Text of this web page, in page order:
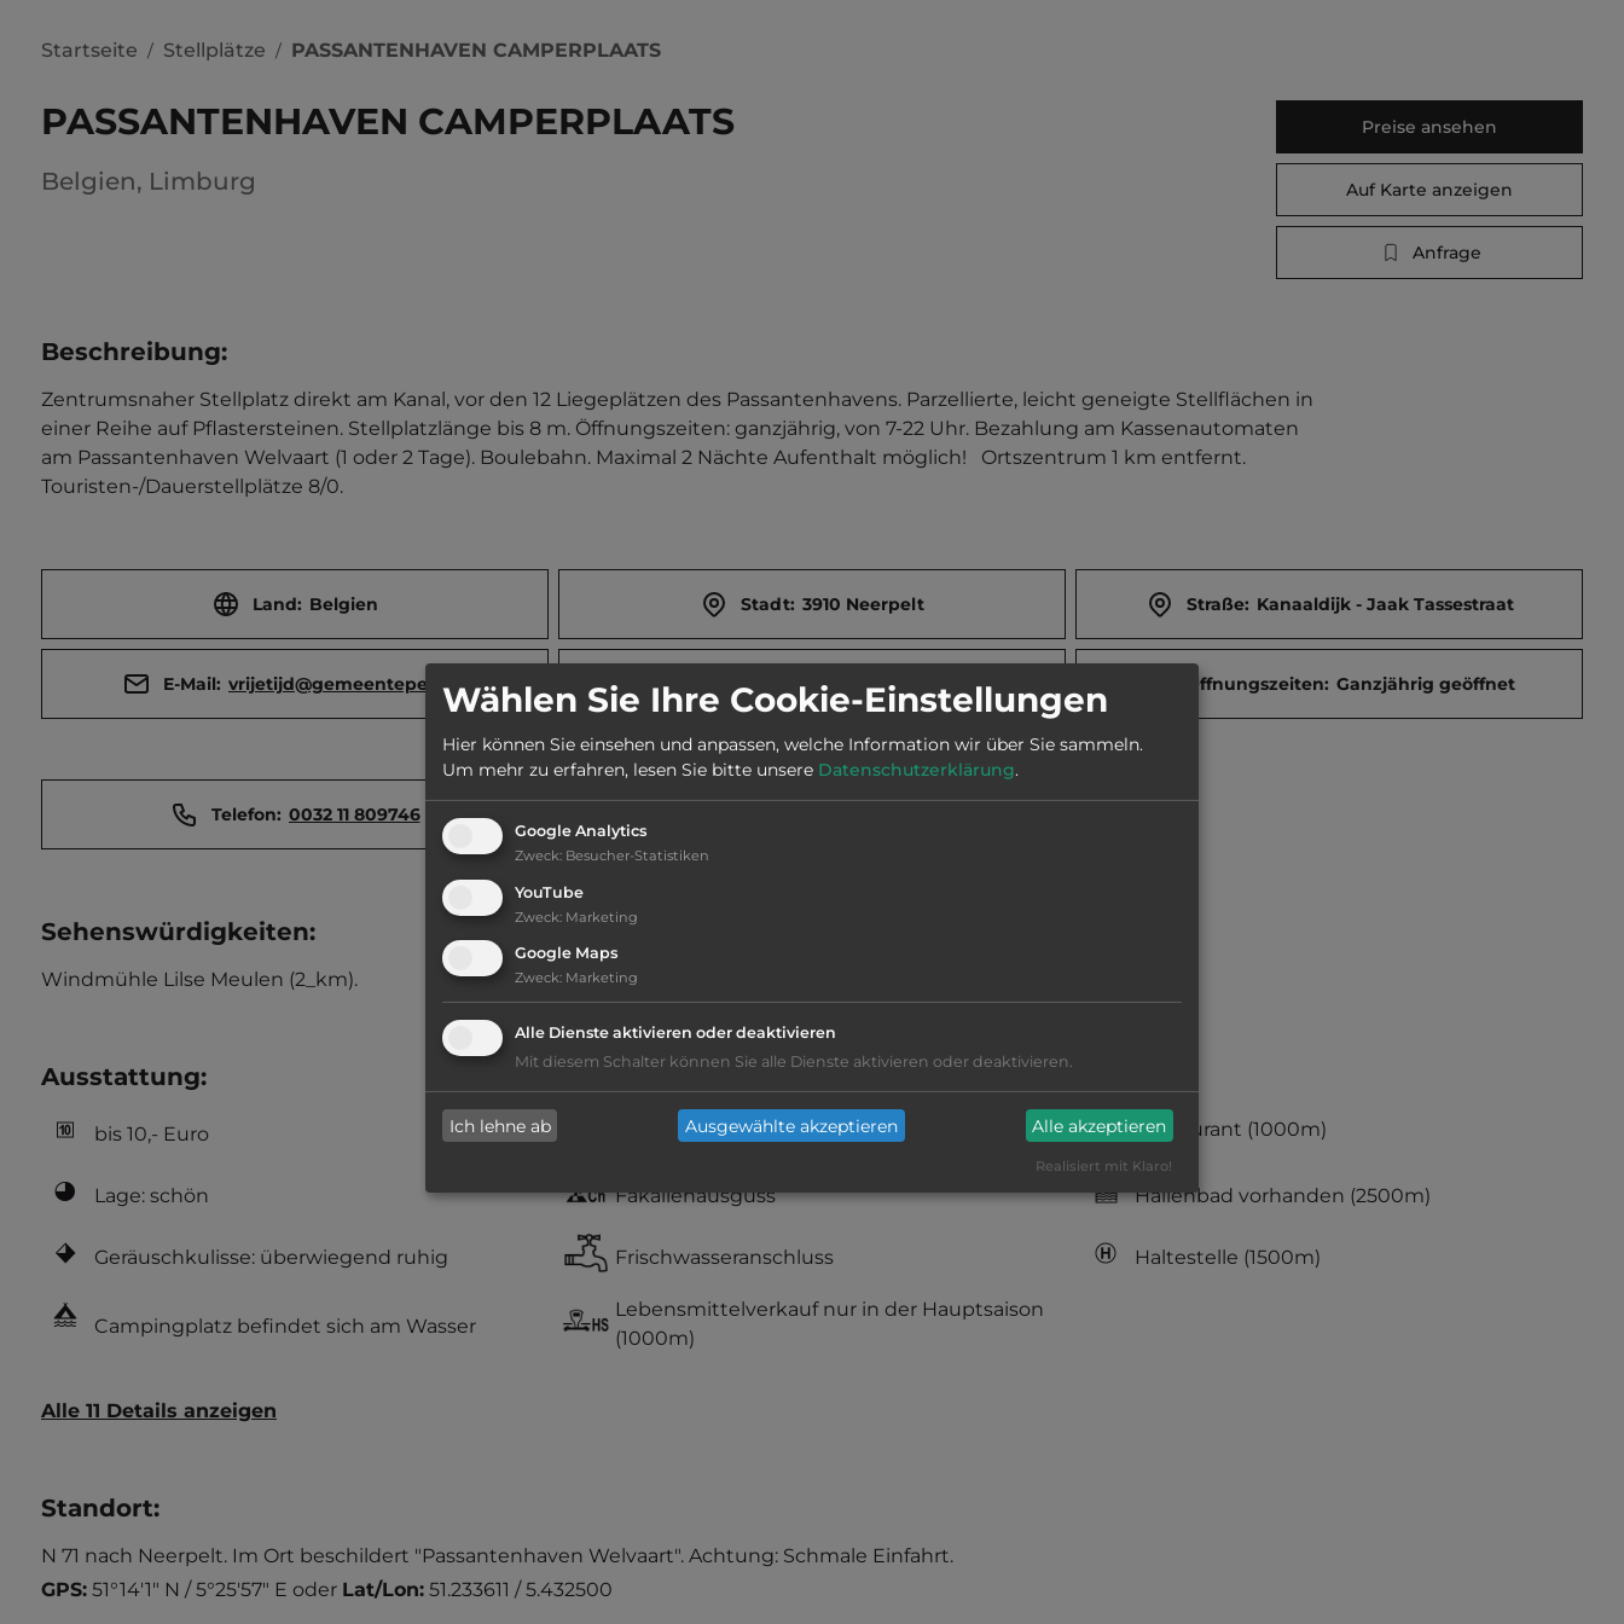
Startseite / Stellplätze / PASSANTENHAVEN CAMPERPLAATS
PASSANTENHAVEN CAMPERPLAATS
Belgien, Limburg
Preise ansehen
Auf Karte anzeigen
Anfrage
Beschreibung:
Zentrumsnaher Stellplatz direkt am Kanal, vor den 12 Liegeplätzen des Passantenhavens. Parzellierte, leicht geneigte Stellflächen in
einer Reihe auf Pflastersteinen. Stellplatzlänge bis 8 m. Öffnungszeiten: ganzjährig, von 7-22 Uhr. Bezahlung am Kassenautomaten
am Passantenhaven Welvaart (1 oder 2 Tage). Boulebahn. Maximal 2 Nächte Aufenthalt möglich!   Ortszentrum 1 km entfernt.
Touristen-/Dauerstellplätze 8/0.
Land: Belgien Stadt: 3910 Neerpelt Straße: Kanaaldijk - Jaak Tassestraat
E-Mail: vrijetijd@gemeentepelt.be
Webseite:
www.gemeentepelt.be/passantenhaven-welvaart-
and-parking-mobilhomes
Öffnungszeiten: Ganzjährig geöffnet
Telefon: 0032 11 809746
Sehenswürdigkeiten:
Windmühle Lilse Meulen (2_km).
Ausstattung:
bis 10,- Euro
Lage: schön
Geräuschkulisse: überwiegend ruhig
Campingplatz befindet sich am Wasser
Stromanschluss
Fäkalienausguss
Frischwasseranschluss
Lebensmittelverkauf nur in der Hauptsaison
(1000m)
Restaurant (1000m)
Hallenbad vorhanden (2500m)
Haltestelle (1500m)
Alle 11 Details anzeigen
Standort:
N 71 nach Neerpelt. Im Ort beschildert "Passantenhaven Welvaart". Achtung: Schmale Einfahrt.
GPS: 51°14'1" N / 5°25'57" E oder Lat/Lon: 51.233611 / 5.432500
Wählen Sie Ihre Cookie-Einstellungen
Hier können Sie einsehen und anpassen, welche Information wir über Sie sammeln.
Um mehr zu erfahren, lesen Sie bitte unsere Datenschutzerklärung.
Google Analytics
Zweck: Besucher-Statistiken
YouTube
Zweck: Marketing
Google Maps
Zweck: Marketing
Alle Dienste aktivieren oder deaktivieren
Mit diesem Schalter können Sie alle Dienste aktivieren oder deaktivieren.
Ich lehne ab Ausgewählte akzeptieren Alle akzeptieren
Realisiert mit Klaro!